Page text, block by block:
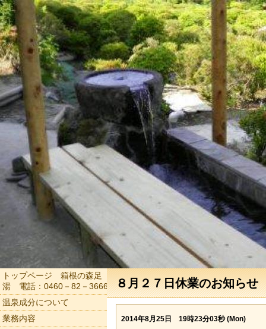
８月２７日休業のお知らせ
2014年8月25日 19時23分03秒 (Mon)
トップページ 箱根の森足
湯 電話：0460－82－3666
温泉成分について
業務内容